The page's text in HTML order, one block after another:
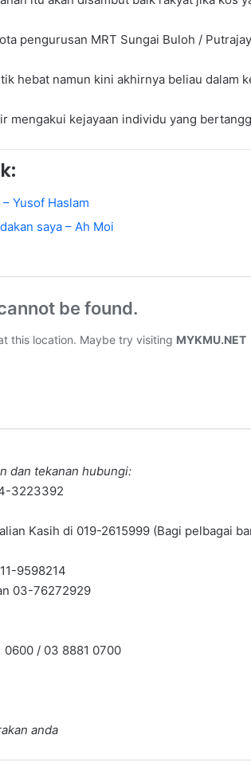
pengurusan MRT Sungai Buloh /
hebat namun kini akhirnya beliau dalam
mengakui kejayaan individu yang
Yusof Haslam
saya – Ah Moi
dan tekanan hubungi:
3223392
Kasih di 019-2615999 (Bagi pelbagai
9598214
03-76272929
0600 / 03 8881 0700
anda